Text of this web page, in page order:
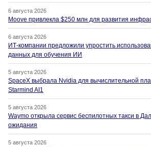
6 августа 2026
Moove привлекла $250 млн для развития
6 августа 2026
ИТ-компании предложили упростить
данных для обучения ИИ
5 августа 2026
SpaceX выбрала Nvidia для вычислительной
Starmind AI1
5 августа 2026
Waymo открыла сервис беспилотных такси в
ожидания
5 августа 2026